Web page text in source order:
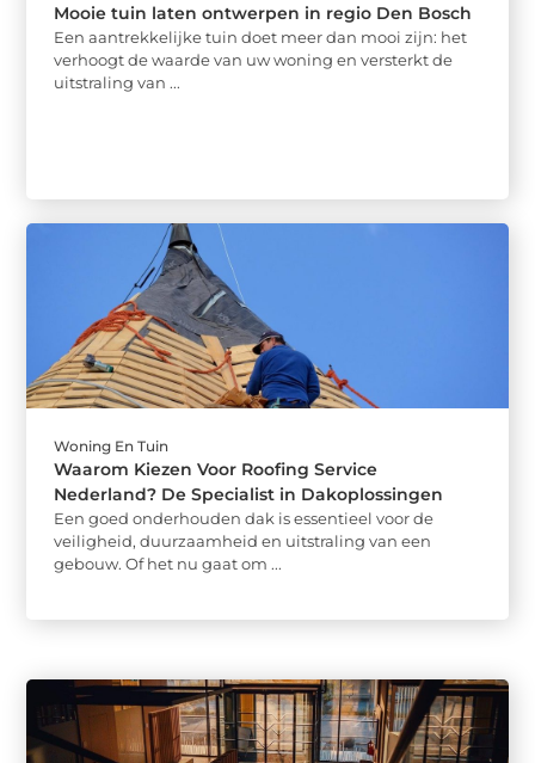
Mooie tuin laten ontwerpen in regio Den Bosch
Een aantrekkelijke tuin doet meer dan mooi zijn: het
verhoogt de waarde van uw woning en versterkt de
uitstraling van ...
Woning En Tuin
Waarom Kiezen Voor Roofing Service
Nederland? De Specialist in Dakoplossingen
Een goed onderhouden dak is essentieel voor de
veiligheid, duurzaamheid en uitstraling van een
gebouw. Of het nu gaat om ...